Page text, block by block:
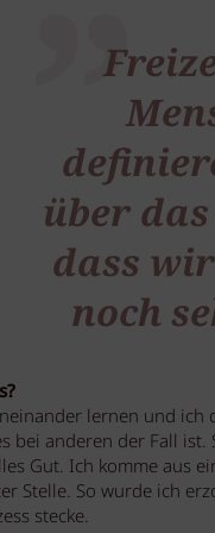
über
dass
noch
lernen und ich
bei anderen der Fall
Gut. Ich komme aus
Stelle. So wurde ich
stecke.